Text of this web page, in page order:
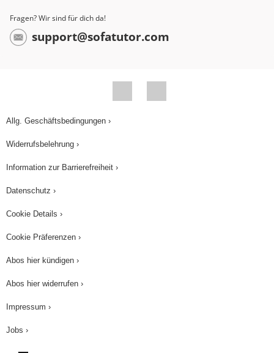
Fragen? Wir sind für dich da!
support@sofatutor.com
Allg. Geschäftsbedingungen ›
Widerrufsbelehrung ›
Information zur Barrierefreiheit ›
Datenschutz ›
Cookie Details ›
Cookie Präferenzen ›
Abos hier kündigen ›
Abos hier widerrufen ›
Impressum ›
Jobs ›